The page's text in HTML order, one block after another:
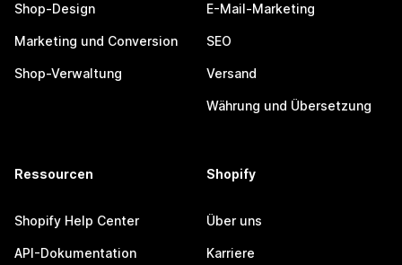
Shop-Design
Marketing und Conversion
Shop-Verwaltung
E-Mail-Marketing
SEO
Versand
Währung und Übersetzung
Ressourcen
Shopify Help Center
API-Dokumentation
Shopify
Über uns
Karriere